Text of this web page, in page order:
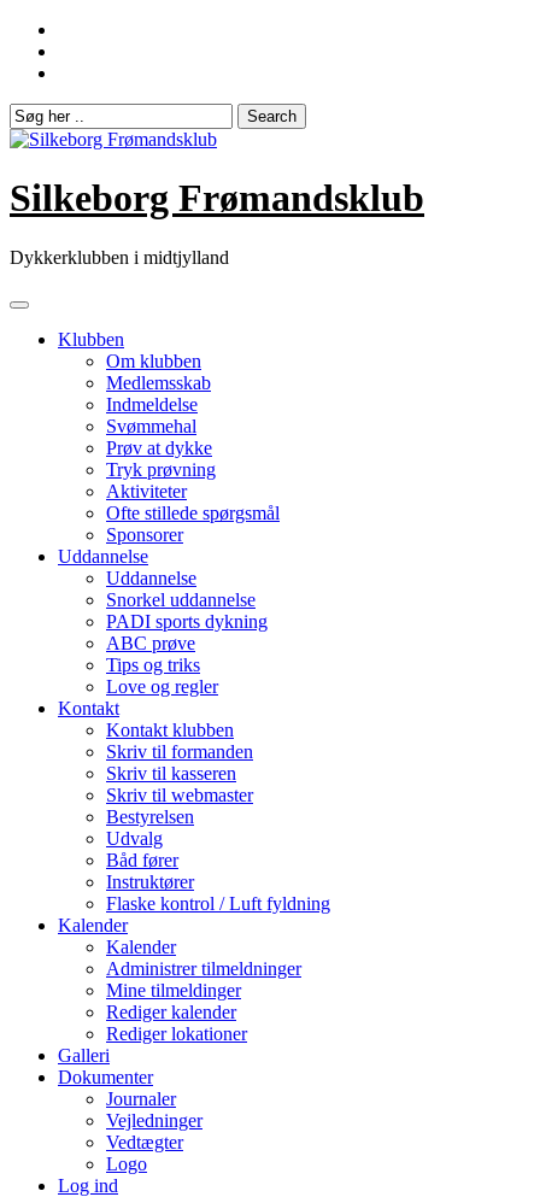
Skip
content
Silkeborg Frømandsklub
Dykkerklubben i midtjylland
Klubben
Om klubben
Medlemsskab
Indmeldelse
Svømmehal
Prøv at dykke
Tryk prøvning
Aktiviteter
Ofte stillede spørgsmål
Sponsorer
Uddannelse
Uddannelse
Snorkel uddannelse
PADI sports dykning
ABC prøve
Tips og triks
Love og regler
Kontakt
Kontakt klubben
Skriv til formanden
Skriv til kasseren
Skriv til webmaster
Bestyrelsen
Udvalg
Båd fører
Instruktører
Flaske kontrol / Luft fyldning
Kalender
Kalender
Administrer tilmeldninger
Mine tilmeldinger
Rediger kalender
Rediger lokationer
Galleri
Dokumenter
Journaler
Vejledninger
Vedtægter
Logo
Log ind